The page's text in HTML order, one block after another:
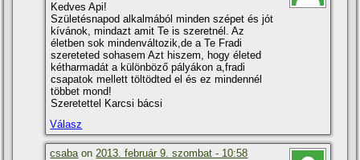
Kedves Api!
Születésnapod alkalmából minden szépet és jót
kí­vánok, mindazt amit Te is szeretnél. Az
életben sok mindenváltozik,de a Te Fradi
szereteted sohasem Azt hiszem, hogy életed
kétharmadát a különböző pályákon a,fradi
csapatok mellett töltödted el és ez mindennél
többet mond!
Szeretettel Karcsi bácsi
Válasz
csabaon2013. február 9. szombat - 10:58